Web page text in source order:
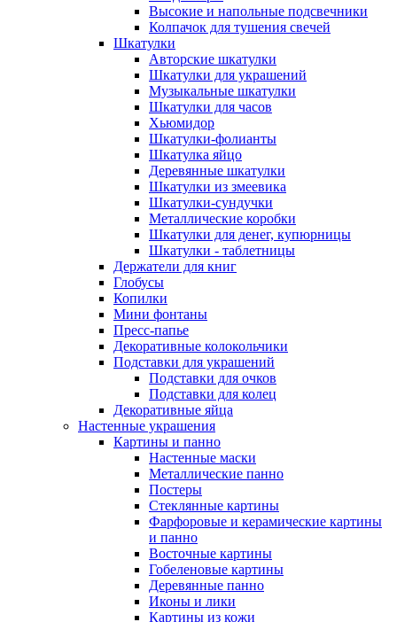
Высокие и напольные подсвечники
Колпачок для тушения свечей
Шкатулки
Авторские шкатулки
Шкатулки для украшений
Музыкальные шкатулки
Шкатулки для часов
Хьюмидор
Шкатулки-фолианты
Шкатулка яйцо
Деревянные шкатулки
Шкатулки из змеевика
Шкатулки-сундучки
Металлические коробки
Шкатулки для денег, купюрницы
Шкатулки - таблетницы
Держатели для книг
Глобусы
Копилки
Мини фонтаны
Пресс-папье
Декоративные колокольчики
Подставки для украшений
Подставки для очков
Подставки для колец
Декоративные яйца
Настенные украшения
Картины и панно
Настенные маски
Металлические панно
Постеры
Стеклянные картины
Фарфоровые и керамические картины
и панно
Восточные картины
Гобеленовые картины
Деревянные панно
Иконы и лики
Картины из кожи